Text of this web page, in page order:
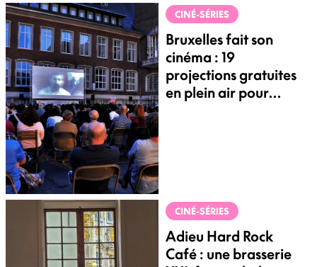
CINÉ-SÉRIES
Bruxelles fait son
cinéma : 19
projections gratuites
en plein air pour
CINÉ-SÉRIES
Adieu Hard Rock
Café : une brasserie